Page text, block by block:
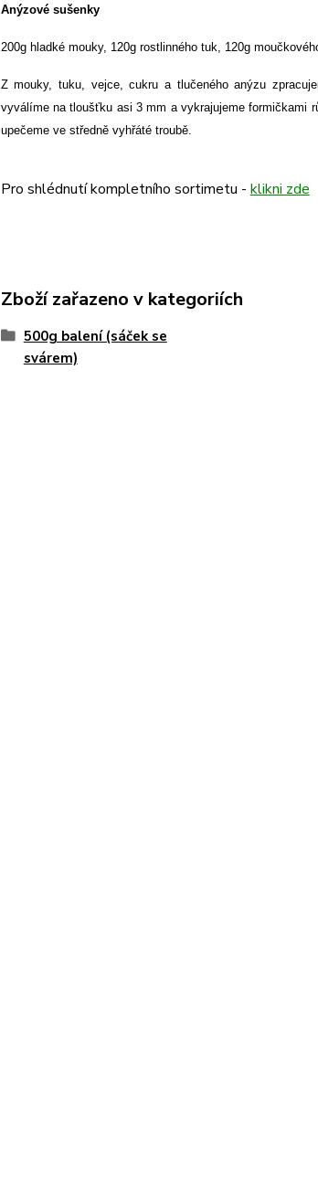
Anýzové sušenky
200g hladké mouky, 120g rostlinného tuk, 120g
Z mouky, tuku, vejce, cukru a tlučeného anýzu
vyválíme na tloušťku asi 3 mm a vykrajujeme formičkami
upečeme ve středně vyhřáté troubě.
Pro shlédnutí kompletního sortimetu - klikni zde
Zboží zařazeno v kategoriích
500g balení (sáček se
svárem)